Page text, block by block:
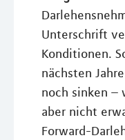
Unterschrift
Konditionen.
nächsten
noch sinken –
aber nicht
Forward-